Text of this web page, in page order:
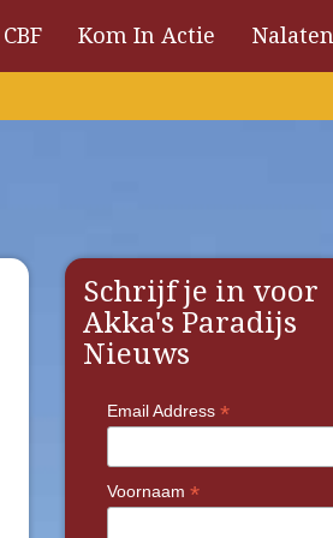
CBF Kom In Actie Nalaten
Schrijf je in voor
Akka's Paradijs
Nieuws
Email Address *
Voornaam *